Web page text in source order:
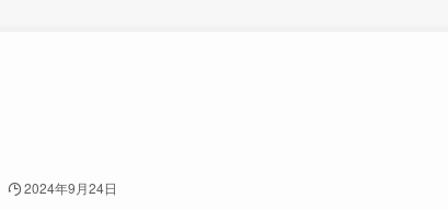
2024年9月24日